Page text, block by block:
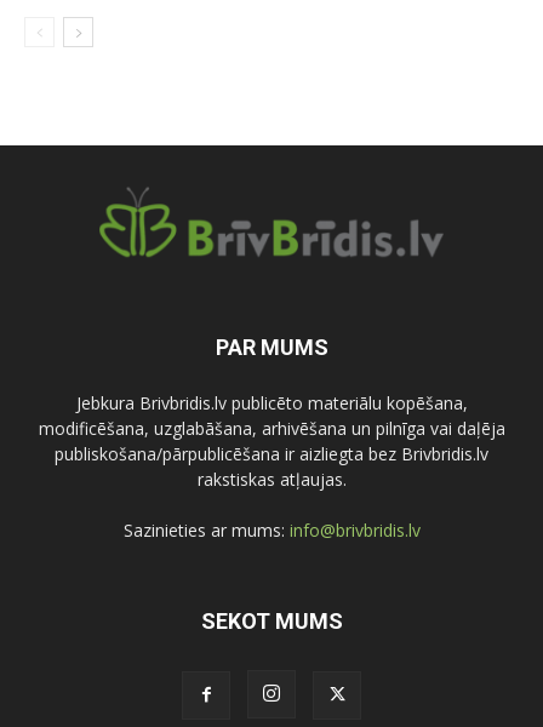
PAR MUMS
Jebkura Brivbridis.lv publicēto materiālu kopēšana,
modificēšana, uzglabāšana, arhivēšana un pilnīga vai daļēja
publiskošana/pārpublicēšana ir aizliegta bez Brivbridis.lv
rakstiskas atļaujas.
Sazinieties ar mums: info@brivbridis.lv
SEKOT MUMS